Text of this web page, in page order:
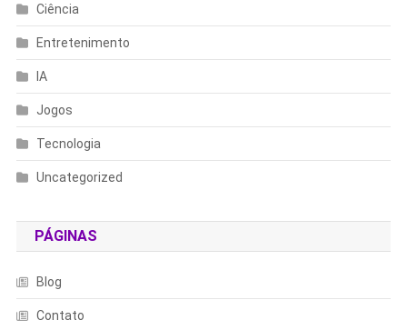
Ciência
Entretenimento
IA
Jogos
Tecnologia
Uncategorized
PÁGINAS
Blog
Contato